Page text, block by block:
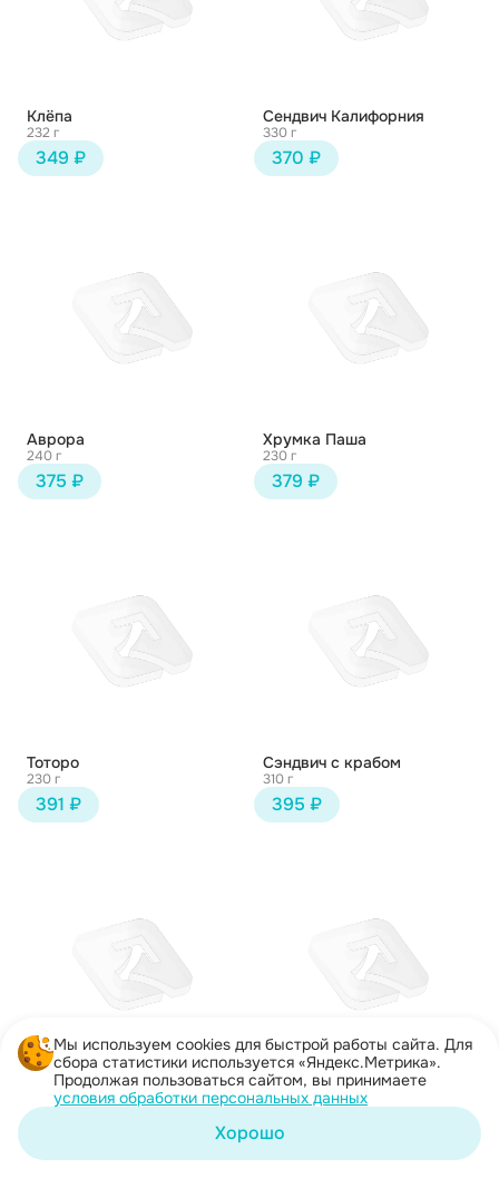
Мы используем cookies для быстрой работы сайта. Для
сбора статистики используется «Яндекс.Метрика».
Продолжая пользоваться сайтом, вы принимаете
условия обработки персональных данных
Хорошо
Каталог Акции Профиль
Клёпа
232 г
349 ₽
Сендвич Калифорния
330 г
370 ₽
Аврора
240 г
375 ₽
Хрумка Паша
230 г
379 ₽
Тоторо
230 г
391 ₽
Сэндвич с крабом
310 г
395 ₽
Сырный Иван
250 г
Чикен Хот
237 г
401 ₽